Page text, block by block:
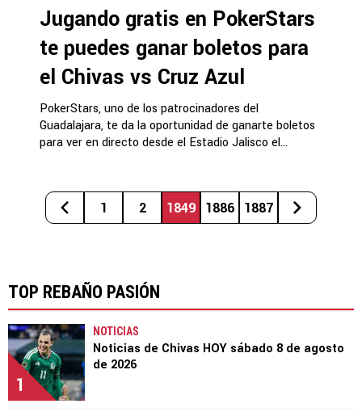
Jugando gratis en PokerStars
te puedes ganar boletos para
el Chivas vs Cruz Azul
PokerStars, uno de los patrocinadores del
Guadalajara, te da la oportunidad de ganarte boletos
para ver en directo desde el Estadio Jalisco el...
1 2 1849 1886 1887
TOP REBAÑO PASIÓN
1
NOTICIAS
Noticias de Chivas HOY sábado 8 de agosto
de 2026